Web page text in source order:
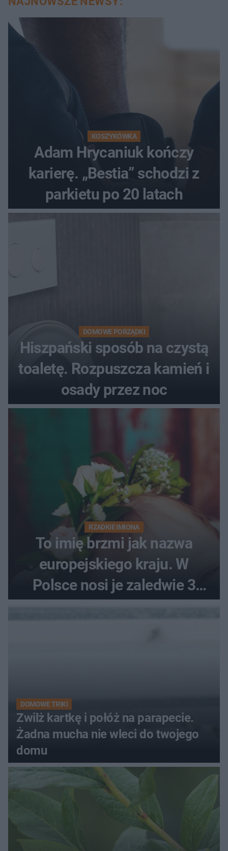
KOSZYKÓWKA
Adam Hrycaniuk kończy
karierę. „Bestia” schodzi z
parkietu po 20 latach
DOMOWE PORZĄDKI
Hiszpański sposób na czystą
toaletę. Rozpuszcza kamień i
osady przez noc
RZADKIE IMIONA
To imię brzmi jak nazwa
europejskiego kraju. W
Polsce nosi je zaledwie 3
DOMOWE TRIKI
Zwilż kartkę i połóż na parapecie.
Żadna mucha nie wleci do twojego
domu